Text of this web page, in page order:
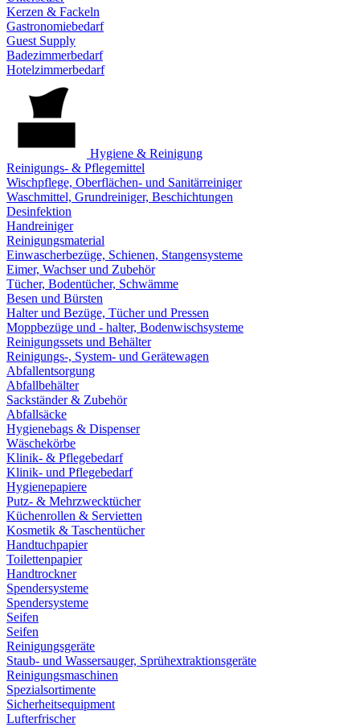
Kerzen & Fackeln
Gastronomiebedarf
Guest Supply
Badezimmerbedarf
Hotelzimmerbedarf
Hygiene & Reinigung
Reinigungs- & Pflegemittel
Wischpflege, Oberflächen- und Sanitärreiniger
Waschmittel, Grundreiniger, Beschichtungen
Desinfektion
Handreiniger
Reinigungsmaterial
Einwascherbezüge, Schienen, Stangensysteme
Eimer, Wachser und Zubehör
Tücher, Bodentücher, Schwämme
Besen und Bürsten
Halter und Bezüge, Tücher und Pressen
Moppbezüge und - halter, Bodenwischsysteme
Reinigungssets und Behälter
Reinigungs-, System- und Gerätewagen
Abfallentsorgung
Abfallbehälter
Sackständer & Zubehör
Abfallsäcke
Hygienebags & Dispenser
Wäschekörbe
Klinik- & Pflegebedarf
Klinik- und Pflegebedarf
Hygienepapiere
Putz- & Mehrzwecktücher
Küchenrollen & Servietten
Kosmetik & Taschentücher
Handtuchpapier
Toilettenpapier
Handtrockner
Spendersysteme
Spendersysteme
Seifen
Seifen
Reinigungsgeräte
Staub- und Wassersauger, Sprühextraktionsgeräte
Reinigungsmaschinen
Spezialsortimente
Sicherheitsequipment
Lufterfrischer